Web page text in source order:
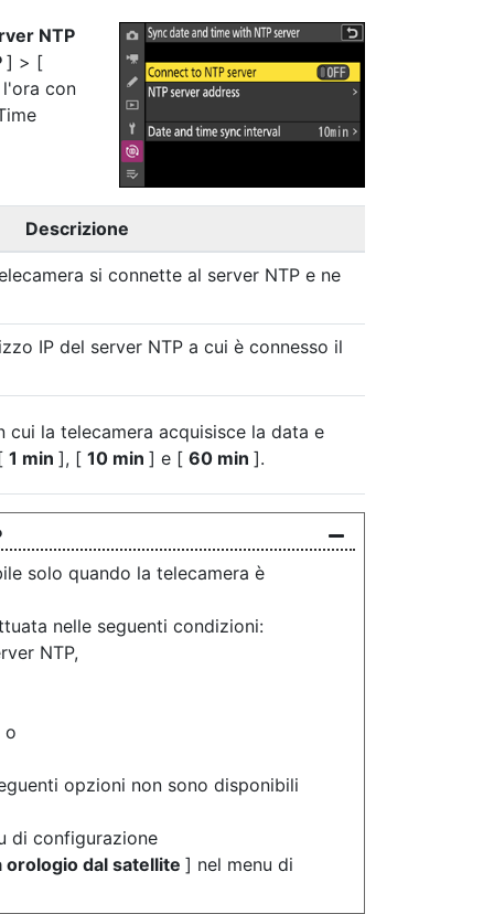
NTP
] > [
con
Descrizione
si connette al server NTP e ne
IP del server NTP a cui è connesso il
cui la telecamera acquisisce la data e
1 min ], [ 10 min ] e [ 60 min ].
solo quando la telecamera è
nelle seguenti condizioni:
NTP,
o
opzioni non sono disponibili
di configurazione
orologio dal satellite ] nel menu di